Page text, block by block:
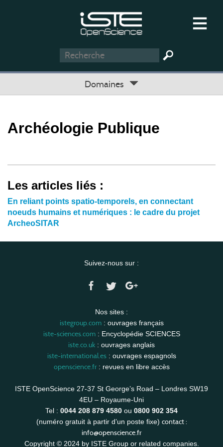
Domaines
Archéologie Publique
Les articles liés :
En reliant points spatio‐temporels, en connectant
noeuds humains et numériques : le cadre du projet
ArcheoSITAR
Suivez-nous sur :
Nos sites :
istegroup.com: ouvrages français
iste-sciences.com: Encyclopédie SCIENCES
iste.co.uk : ouvrages anglais
iste-international.es: ouvrages espagnols
openscience.fr: revues en libre accès
ISTE OpenScience 27-37 St George’s Road – Londres SW19
4EU – Royaume-Uni
Tel : 0044 208 879 4580 ou 0800 902 354
(numéro gratuit à partir d’un poste fixe) contact :
info@openscience.fr
Copyright © 2024 by ISTE Group or related companies.